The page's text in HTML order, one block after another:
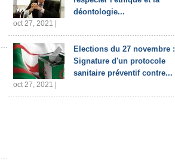
déontologie...
oct 27, 2021 |
Elections du 27 novembre :
Signature d'un protocole
sanitaire préventif contre...
oct 27, 2021 |